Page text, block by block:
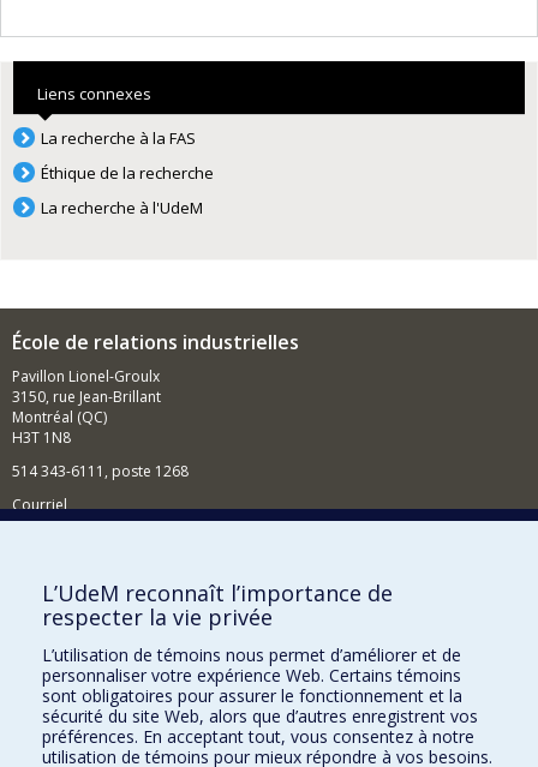
Liens connexes
La recherche à la FAS
Éthique de la recherche
La recherche à l'UdeM
École de relations industrielles
Pavillon Lionel-Groulx
3150, rue Jean-Brillant
Montréal (QC)
H3T 1N8
514 343-6111, poste 1268
Courriel
Comment soutenir l'École?
BESOIN D'AIDE?
Plan du site
Signaler une erreur
Accessibilité
L’UdeM reconnaît l’importance de
respecter la vie privée
L’utilisation de témoins nous permet d’améliorer et de
personnaliser votre expérience Web. Certains témoins
sont obligatoires pour assurer le fonctionnement et la
sécurité du site Web, alors que d’autres enregistrent vos
préférences. En acceptant tout, vous consentez à notre
utilisation de témoins pour mieux répondre à vos besoins.